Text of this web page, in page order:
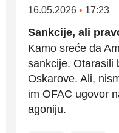
16.05.2026 • 17:23
Sankcije, ali
Kamo sreće da
sankcije. Otarasili
Oskarove. Ali,
im OFAC ugovor
agoniju.